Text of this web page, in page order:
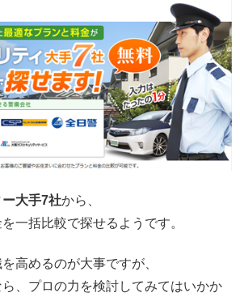
大手7社から、
一括比較で探せるようです。
高めるのが大事ですが、
、プロの力を検討してみてはいかか